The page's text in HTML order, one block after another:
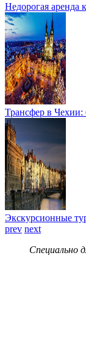
Недорогая аренда
Трансфер в Чехии:
Экскурсионные
prev next
Специально